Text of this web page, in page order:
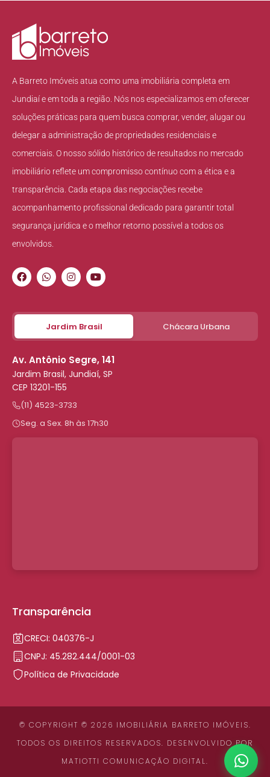
A Barreto Imóveis atua como uma imobiliária completa em
Jundiaí e em toda a região. Nós nos especializamos em oferecer
soluções práticas para quem busca comprar, vender, alugar ou
delegar a administração de propriedades residenciais e
comerciais. O nosso sólido histórico de resultados no mercado
imobiliário reflete um compromisso contínuo com a ética e a
transparência. Cada etapa das negociações recebe
acompanhamento profissional dedicado para garantir total
segurança jurídica e o melhor retorno possível a todos os
envolvidos.
Jardim Brasil Chácara Urbana
Av. Antônio Segre, 141
Jardim Brasil, Jundiaí, SP
CEP 13201-155
(11) 4523-3733
Seg. a Sex. 8h às 17h30
Transparência
CRECI: 040376-J
CNPJ: 45.282.444/0001-03
Política de Privacidade
© COPYRIGHT © 2026 IMOBILIÁRIA BARRETO IMÓVEIS.
TODOS OS DIREITOS RESERVADOS. DESENVOLVIDO POR
MATIOTTI COMUNICAÇÃO DIGITAL.